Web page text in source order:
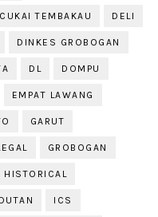
TEMBAKAU DELI
DINKES GROBOGAN
DL DOMPU
EMPAT LAWANG
GARUT
GROBOGAN
HISTORICAL
ICS